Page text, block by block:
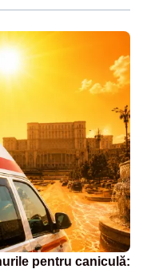
pentru caniculă: